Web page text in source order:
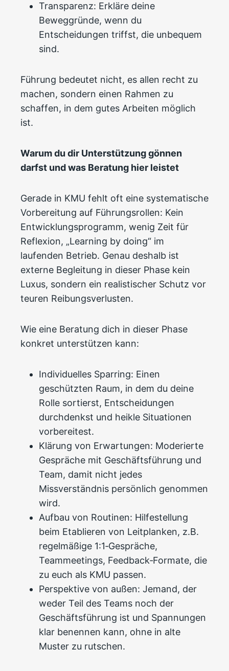
Transparenz: Erkläre deine
Beweggründe, wenn du
Entscheidungen triffst, die unbequem
sind.
Führung bedeutet nicht, es allen recht zu
machen, sondern einen Rahmen zu
schaffen, in dem gutes Arbeiten möglich
ist.
Warum du dir Unterstützung gönnen
darfst und was Beratung hier leistet
Gerade in KMU fehlt oft eine systematische
Vorbereitung auf Führungsrollen: Kein
Entwicklungsprogramm, wenig Zeit für
Reflexion, „Learning by doing“ im
laufenden Betrieb. Genau deshalb ist
externe Begleitung in dieser Phase kein
Luxus, sondern ein realistischer Schutz vor
teuren Reibungsverlusten.
Wie eine Beratung dich in dieser Phase
konkret unterstützen kann:
Individuelles Sparring: Einen
geschützten Raum, in dem du deine
Rolle sortierst, Entscheidungen
durchdenkst und heikle Situationen
vorbereitest.
Klärung von Erwartungen: Moderierte
Gespräche mit Geschäftsführung und
Team, damit nicht jedes
Missverständnis persönlich genommen
wird.
Aufbau von Routinen: Hilfestellung
beim Etablieren von Leitplanken, z.B.
regelmäßige 1:1‑Gespräche,
Teammeetings, Feedback‑Formate, die
zu euch als KMU passen.
Perspektive von außen: Jemand, der
weder Teil des Teams noch der
Geschäftsführung ist und Spannungen
klar benennen kann, ohne in alte
Muster zu rutschen.